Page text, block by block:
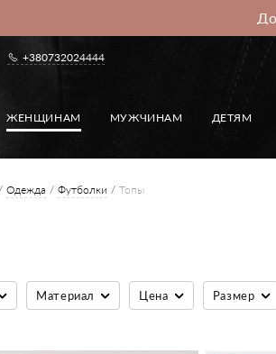
+380732024444
ЖЕНЩИНАМ МУЖЧИНАМ ДЕТЯМ
Одежда Футболки Топы
Материал Цена Размер